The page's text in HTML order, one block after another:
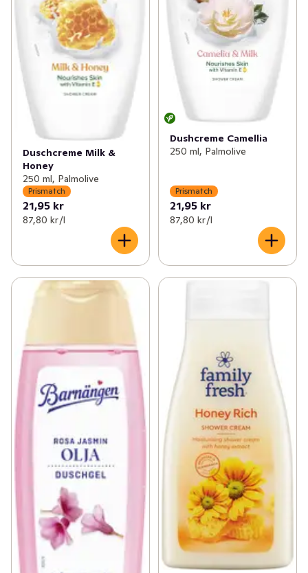
Duschcreme Milk &
Honey
250 ml, Palmolive
Prismatch
21,95 kr
87,80 kr /l
Dushcreme Camellia
250 ml, Palmolive
Prismatch
21,95 kr
87,80 kr /l